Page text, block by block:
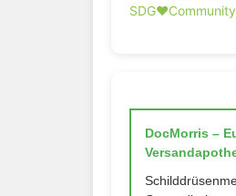
SDG♥️Community
DocMorris –